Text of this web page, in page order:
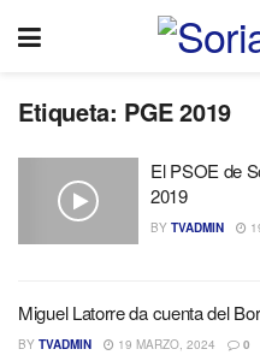
Etiqueta: PGE 2019
El PSOE de
2019
BY TVADMIN
Miguel Latorre da cuenta del
BY TVADMIN 19 MARZO, 2024 0